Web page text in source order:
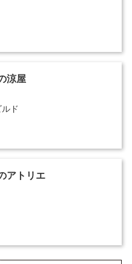
涼屋
ド
アトリエ